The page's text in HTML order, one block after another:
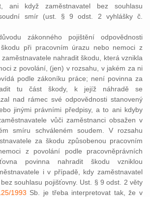
ani když zaměstnavatel bez souhlasu
smír (ust. § 9 odst. 2 vyhlášky č.
zákonného pojištění odpovědnosti
při pracovním úrazu nebo nemoci z
nahradit škodu, která vznikla
z povolání, (jen) v rozsahu, v jakém za ni
podle zákoníku práce; není povinna za
tu část škody, k jejíž náhradě se
nad rámec své odpovědnosti stanovený
jinými právními předpisy, a to ani kdyby
vůči zaměstnanci obsažen v
smíru schváleném soudem. V rozsahu
za škodu způsobenou pracovním
z povolání podle pracovněprávních
povinna nahradit škodu vzniklou
i v případě, kdy zaměstnavatel
souhlasu pojišťovny. Ust. § 9 odst. 2 věty
1993 Sb. je třeba interpretovat tak, že v